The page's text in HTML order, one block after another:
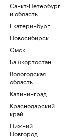
Санкт-Петербург
и область
Екатеринбург
Новосибирск
Омск
Башкортостан
Вологодская
область
Калининград
Краснодарский
край
Нижний
Новгород